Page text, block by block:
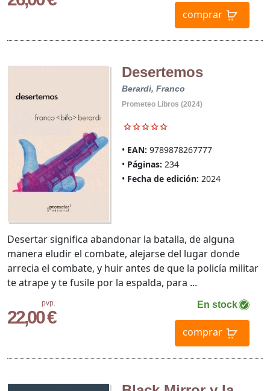
comprar
Desertemos
Berardi, Franco
Prometeo Libros (2024)
EAN: 9789878267777
Páginas: 234
Fecha de edición: 2024
pvp.
22,00 €
En stock
comprar
Desertar significa abandonar la batalla, de alguna
manera eludir el combate, alejarse del lugar donde
arrecia el combate, y huir antes de que la policía militar
te atrape y te fusile por la espalda, para ...